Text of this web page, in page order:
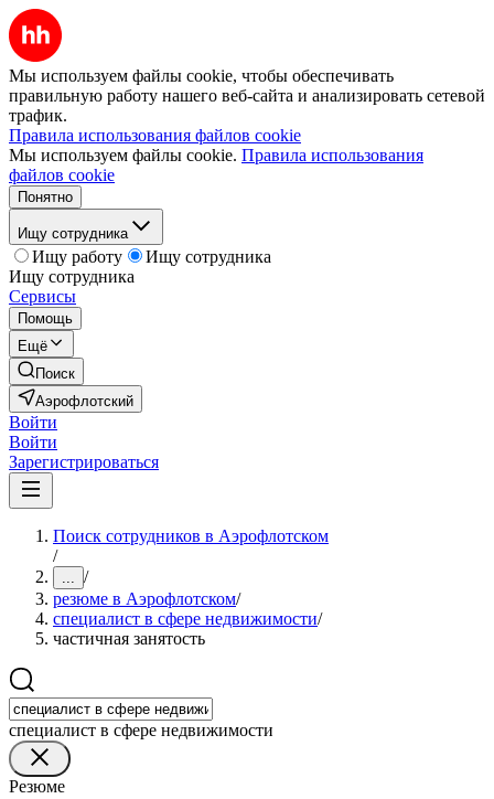
Мы используем файлы cookie, чтобы обеспечивать
правильную работу нашего веб-сайта и анализировать сетевой
трафик.
Правила использования файлов cookie
Мы используем файлы cookie. Правила использования
файлов cookie
Понятно
Ищу сотрудника
Ищу работу
Ищу сотрудника
Ищу сотрудника
Сервисы
Помощь
Ещё
Поиск
Аэрофлотский
Войти
Войти
Зарегистрироваться
Поиск сотрудников в Аэрофлотском
/
... /
резюме в Аэрофлотском/
специалист в сфере недвижимости/
частичная занятость
специалист в сфере недвижимости
Резюме